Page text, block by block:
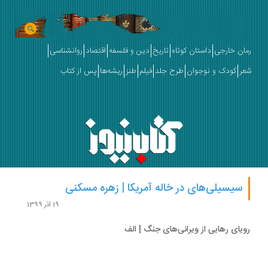
خارجی داستان کوتاه تاریخ دین و فلسفه اقتصاد روانشناسی
کودک و نوجوان طرح جلد فیلم طنز ریشه‌ها پس از کتاب
سیسیلی‌های در خاله آمریکا | زهره مسکنی
رهایی از ویرانی‌های جنگ | الف